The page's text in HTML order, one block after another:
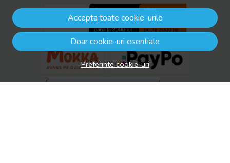
Accepta toate cookie-urile
Doar cookie-uri esentiale
Preferinte cookie-uri